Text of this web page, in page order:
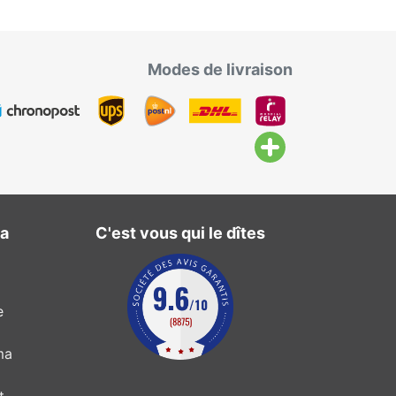
Modes de livraison
C'est vous qui le dîtes